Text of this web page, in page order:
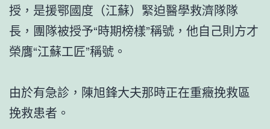
授，是援鄂國度（江蘇）緊迫醫學救濟隊隊
長，團隊被授予“時期榜樣”稱號，他自己則方才
榮膺“江蘇工匠”稱號。
由於有急診，陳旭鋒大夫那時正在重癥挽救區
挽救患者。